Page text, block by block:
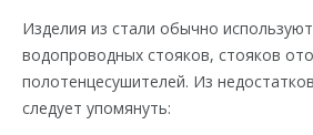
Изделия из стали обычно
водопроводных стояков, стояков
полотенцесушителей. Из
следует упомянуть: